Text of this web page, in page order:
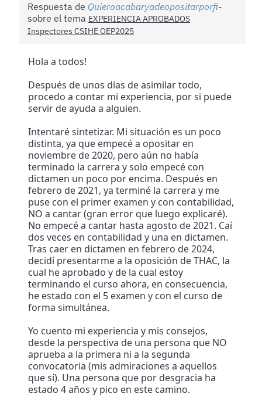
Respuesta de Quieroacabaryadeopositarporfi
sobre el tema EXPERIENCIA APROBADOS
Inspectores CSIHE OEP2025
Hola a todos!
Después de unos días de asimilar todo,
procedo a contar mi experiencia, por si puede
servir de ayuda a alguien.
Intentaré sintetizar. Mi situación es un poco
distinta, ya que empecé a opositar en
noviembre de 2020, pero aún no había
terminado la carrera y solo empecé con
dictamen un poco por encima. Después en
febrero de 2021, ya terminé la carrera y me
puse con el primer examen y con contabilidad,
NO a cantar (gran error que luego explicaré).
No empecé a cantar hasta agosto de 2021. Caí
dos veces en contabilidad y una en dictamen.
Tras caer en dictamen en febrero de 2024,
decidí presentarme a la oposición de THAC, la
cual he aprobado y de la cual estoy
terminando el curso ahora, en consecuencia,
he estado con el 5 examen y con el curso de
forma simultánea.
Yo cuento mi experiencia y mis consejos,
desde la perspectiva de una persona que NO
aprueba a la primera ni a la segunda
convocatoria (mis admiraciones a aquellos
que sí). Una persona que por desgracia ha
estado 4 años y pico en este camino.